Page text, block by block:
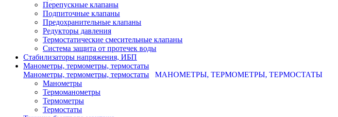
Перепускные клапаны
Подпиточные клапаны
Предохранительные клапаны
Редукторы давления
Термостатические смесительные клапаны
Система защита от протечек воды
Стабилизаторы напряжения, ИБП
Манометры, термометры, термостаты
Манометры, термометры, термостаты
МАНОМЕТРЫ, ТЕРМОМЕТРЫ, ТЕРМОСТАТЫ
Манометры
Термоманометры
Термометры
Термостаты